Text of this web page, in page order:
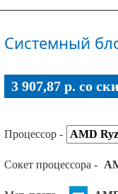
Системный
3 907,87 p. co
Процессор -
Сокет процессора -